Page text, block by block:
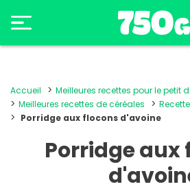
Accueil
Meilleures recettes pour le petit
Meilleures recettes de céréales
Porridge aux flocons d'avoine
Porridge aux